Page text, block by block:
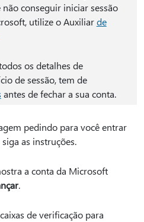
não conseguir iniciar sessão
utilize o Auxiliarde
os detalhes de
de sessão, tem de
antes de fechar a sua conta.
pedindo para você entrar
as instruções.
a conta da Microsoft
.
de verificação para